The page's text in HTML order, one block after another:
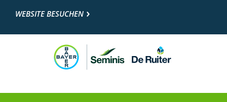
WEBSITE BESUCHEN